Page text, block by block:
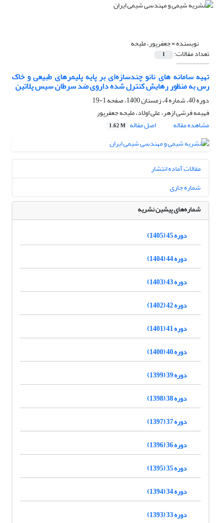
نویسنده =جعفرپور، ملیحه
تعداد مقالات: 1
تهیه سامانه های نانو چندسازه‌ای بر پایه پلیمرهای طبیعی و خاک
رس به منظور رهایش کنترل شده داروی ضد سرطان سیس پلاتین
دوره 40، شماره 4، زمستان 1400، صفحه
1-19
فهیمه فرشی ازهر، علی اولاد، ملیحه جعفرپور
مشاهده مقاله
اصل مقاله 1.62 M
مقالات آماده انتشار
شماره جاری
شماره‌های پیشین نشریه
دوره 45 (1405)
دوره 44 (1404)
دوره 43 (1403)
دوره 42 (1402)
دوره 41 (1401)
دوره 40 (1400)
دوره 39 (1399)
دوره 38 (1398)
دوره 37 (1397)
دوره 36 (1396)
دوره 35 (1395)
دوره 34 (1394)
دوره 33 (1393)